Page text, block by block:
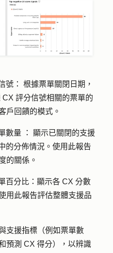
號： 根據票單關閉日期，
評分信號相關的票單的
戶回饋的模式。
數量 ： 顯示已關閉的支援
的分佈情況。使用此報告
的關係。
百分比 ：顯示各 CX 分數
用此報告評估整體支援品
支援指標（例如票單數
預測 CX 得分），以辨識